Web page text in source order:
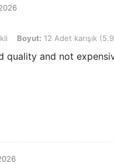
Boyut: 12 Adet karışık (5.9in *
Boyut: 12 Adet karışık
quality and not